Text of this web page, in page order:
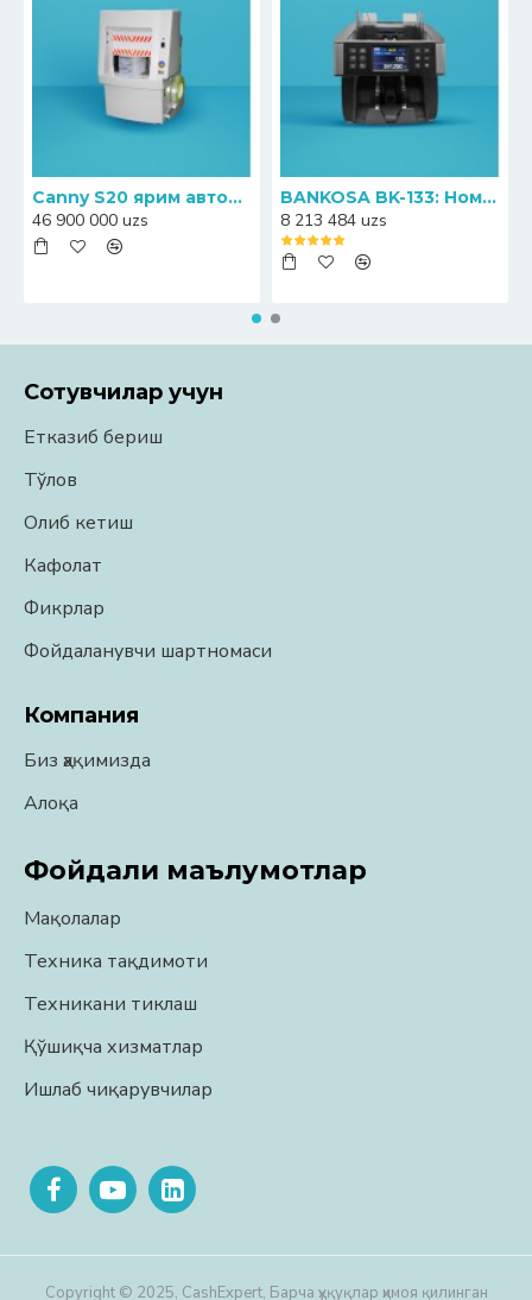
Canny S20 ярим автоматик банкноталарни прессловчи-қадоқловчи машинаси
46 900 000 uzs
BANKOSA BK-133: Номинални аниқлаш функциясига эга ҳамёнбоп пул санагич
8 213 484 uzs
Сотувчилар учун
Етказиб бериш
Тўлов
Олиб кетиш
Кафолат
Фикрлар
Фойдаланувчи шартномаси
Компания
Биз ҳақимизда
Алоқа
Фойдали маълумотлар
Мақолалар
Техника тақдимоти
Техникани тиклаш
Қўшиқча хизматлар
Ишлаб чиқарувчилар
Copyright © 2025, CashExpert, Барча ҳуқуқлар ҳимоя қилинган